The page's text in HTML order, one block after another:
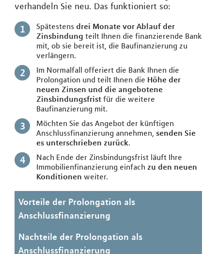
verhandeln Sie neu. Das funktioniert so:
Spätestens drei Monate vor Ablauf der
Zinsbindung teilt Ihnen die finanzierende Bank
mit, ob sie bereit ist, die Baufinanzierung zu
verlängern.
Im Normalfall offeriert die Bank Ihnen die
Prolongation und teilt Ihnen die Höhe der
neuen Zinsen und die angebotene
Zinsbindungsfrist für die weitere
Baufinanzierung mit.
Möchten Sie das Angebot der künftigen
Anschlussfinanzierung annehmen, senden Sie
es unterschrieben zurück.
Nach Ende der Zinsbindungsfrist läuft Ihre
Immobilienfinanzierung einfach zu den neuen
Konditionen weiter.
Vorteile der Prolongation als
Anschlussfinanzierung
Nachteile der Prolongation als
Anschlussfinanzierung